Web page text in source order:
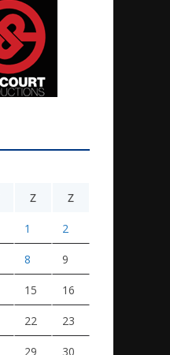
Z Z
1 2
8 9
15 16
22 23
29 30